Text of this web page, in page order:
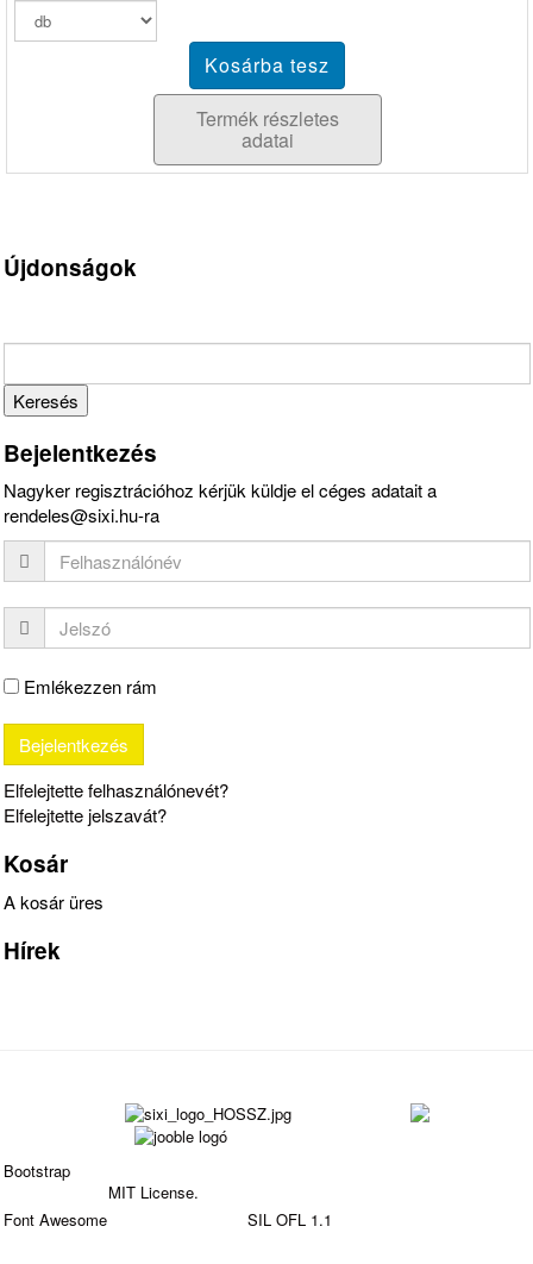
Termék részletes
adatai
Újdonságok
Bejelentkezés
Nagyker regisztrációhoz kérjük küldje el céges adatait a
rendeles@sixi.hu-ra
Emlékezzen rám
Elfelejtette felhasználónevét?
Elfelejtette jelszavát?
Kosár
A kosár üres
Hírek
Bootstrap
MIT License.
Font Awesome
SIL OFL 1.1